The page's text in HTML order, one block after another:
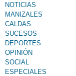
NOTICIAS
MANIZALES
CALDAS
SUCESOS
DEPORTES
OPINIÓN
SOCIAL
ESPECIALES